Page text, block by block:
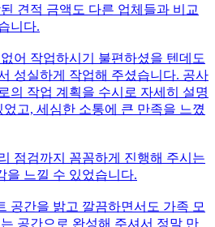
견적 금액도 다른 업체들과 비교
니다.
어 작업하시기 불편하셨을 텐데도
성실하게 작업해 주셨습니다. 공사
의 작업 계획을 수시로 자세히 설명
고, 세심한 소통에 큰 만족을 느꼈
점검까지 꼼꼼하게 진행해 주시는
을 느낄 수 있었습니다.
공간을 밝고 깔끔하면서도 가족 모
공간으로 완성해 주셔서 정말 만